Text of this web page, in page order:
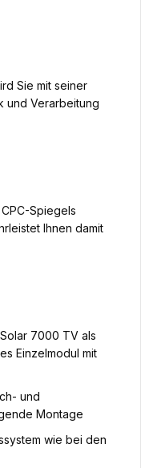
Sie mit seiner
und Verarbeitung
Spiegels
Ihnen damit
7000 TV als
Einzelmodul mit
und
Montage
wie bei den